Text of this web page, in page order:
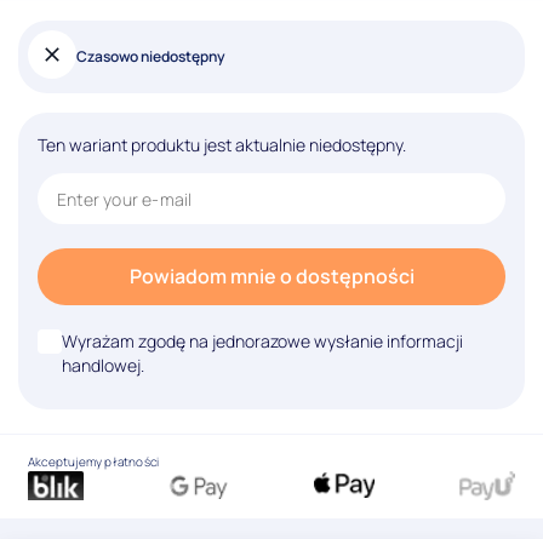
Czasowo niedostępny
Ten wariant produktu jest aktualnie niedostępny.
Powiadom mnie o dostępności
Wyrażam zgodę na jednorazowe wysłanie informacji
handlowej.
Akceptujemy płatności